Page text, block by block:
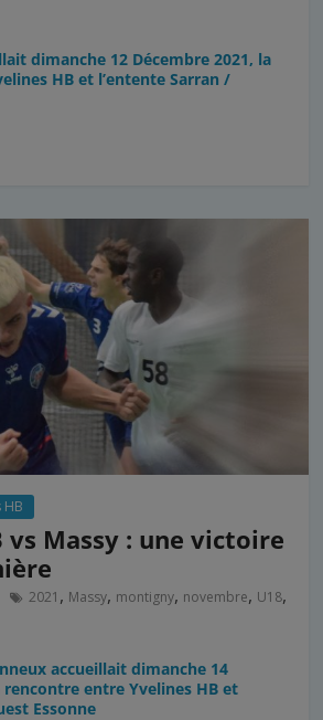
dimanche 12 Décembre 2021, la
HB et l’entente Sarran /
HB
vs Massy : une victoire
2021 , Massy, montigny, novembre, U18,
accueillait dimanche 14
entre Yvelines HB et
Essonne